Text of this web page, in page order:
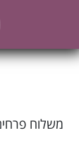
משלוח